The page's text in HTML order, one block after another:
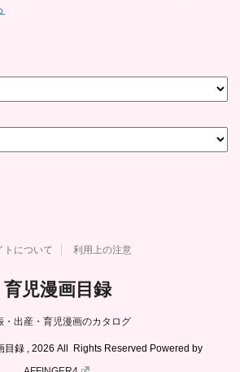
トについて 利用上の注意
育児漫画目録
・出産・育児漫画のカタログ
目録 , 2026 All Rights Reserved Powered by